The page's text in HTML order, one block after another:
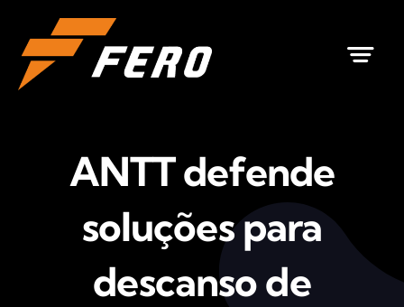
para
conteúdo
ANTT defende
soluções para
descanso de